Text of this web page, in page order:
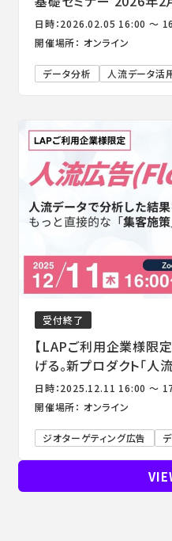
日時：2026.02.05 16:00 ～
開催場所： オンライン
データ分析 人流データ活
受付終了
【LAPご利用企業様限定
げる。新プロダクト「人
日時：2025.12.11 16:00 ～
開催場所： オンライン
ジオターゲティング広告